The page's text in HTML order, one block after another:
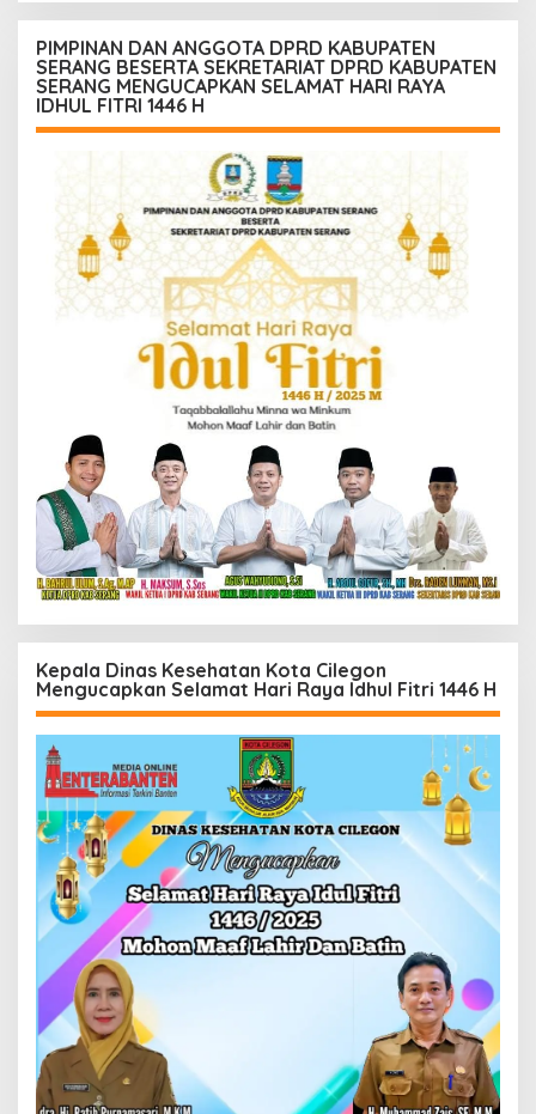
PIMPINAN DAN ANGGOTA DPRD KABUPATEN
SERANG BESERTA SEKRETARIAT DPRD KABUPATEN
SERANG MENGUCAPKAN SELAMAT HARI RAYA
IDHUL FITRI 1446 H
Kepala Dinas Kesehatan Kota Cilegon
Mengucapkan Selamat Hari Raya Idhul Fitri 1446 H